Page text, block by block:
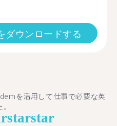
ダウンロードする
を活用して仕事で必要な英
starstar